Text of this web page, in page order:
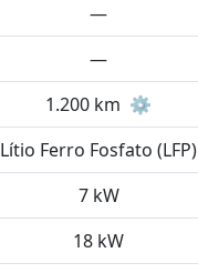
—
—
1.200 km ⚙️
Lítio Ferro Fosfato (LFP)
7 kW
18 kW